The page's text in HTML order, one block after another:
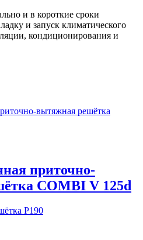
и в короткие сроки
и запуск климатического
кондиционирования и
приточно-
COMBI V 125d